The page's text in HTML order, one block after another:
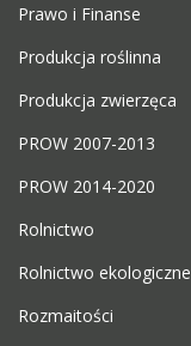
Prawo i Finanse
Produkcja roślinna
Produkcja zwierzęca
PROW 2007-2013
PROW 2014-2020
Rolnictwo
Rolnictwo ekologiczne
Rozmaitości